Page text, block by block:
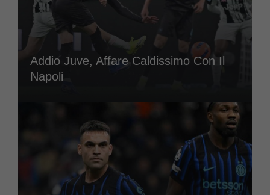
Addio Juve, Affare Caldissimo Con Il
Napoli